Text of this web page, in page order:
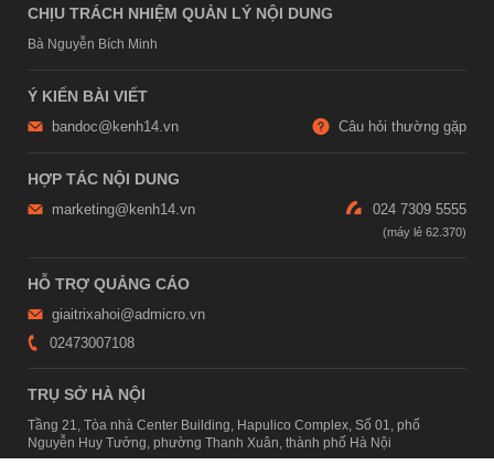
CHỊU TRÁCH NHIỆM QUẢN LÝ NỘI DUNG
Bà Nguyễn Bích Minh
Ý KIẾN BÀI VIẾT
bandoc@kenh14.vn Câu hỏi thường gặp
HỢP TÁC NỘI DUNG
marketing@kenh14.vn 024 7309 5555
HỖ TRỢ QUẢNG CÁO
giaitrixahoi@admicro.vn
02473007108
TRỤ SỞ HÀ NỘI
Tầng 21, Tòa nhà Center Building, Hapulico Complex, Số 01, phố
Nguyễn Huy Tưởng, phường Thanh Xuân, thành phố Hà Nội